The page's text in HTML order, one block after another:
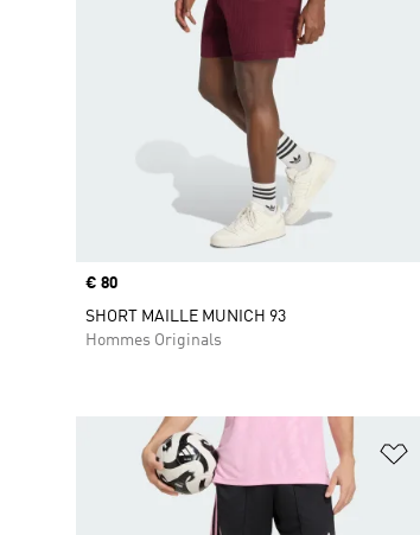
Prix
€ 80
SHORT MAILLE MUNICH 93
Hommes Originals